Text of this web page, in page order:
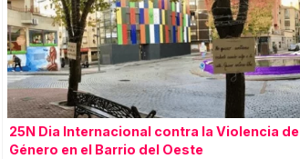
25N Dia Internacional contra la Violencia de
Género en el Barrio del Oeste